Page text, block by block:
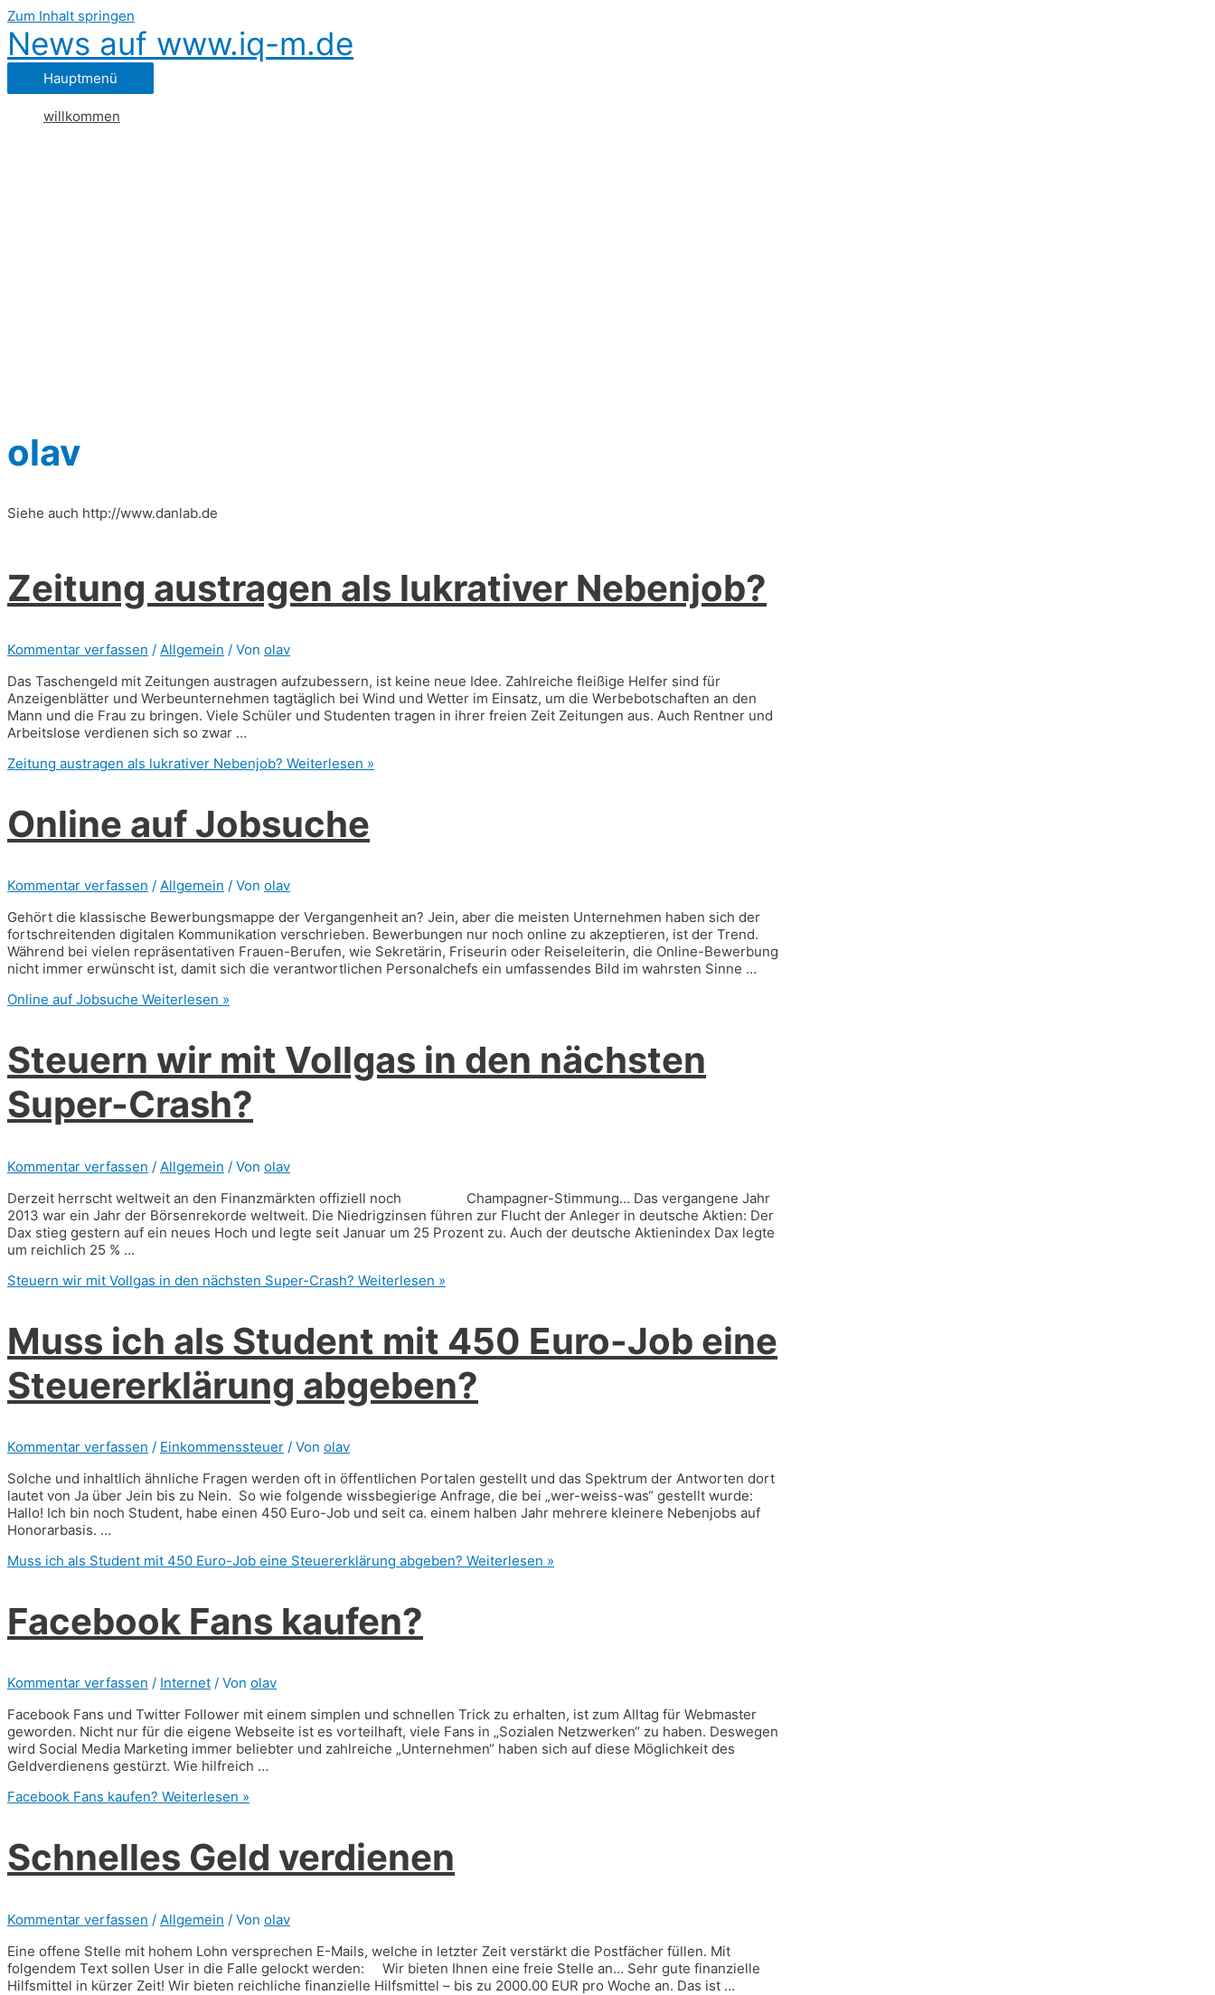
Zum Inhalt springen
News auf www.iq-m.de
Hauptmenü
willkommen
olav
Siehe auch http://www.danlab.de
Zeitung austragen als lukrativer Nebenjob?
Kommentar verfassen / Allgemein / Von olav
Das Taschengeld mit Zeitungen austragen aufzubessern, ist keine neue Idee. Zahlreiche fleißige Helfer sind für
Anzeigenblätter und Werbeunternehmen tagtäglich bei Wind und Wetter im Einsatz, um die Werbebotschaften an den
Mann und die Frau zu bringen. Viele Schüler und Studenten tragen in ihrer freien Zeit Zeitungen aus. Auch Rentner und
Arbeitslose verdienen sich so zwar …
Zeitung austragen als lukrativer Nebenjob? Weiterlesen »
Online auf Jobsuche
Kommentar verfassen / Allgemein / Von olav
Gehört die klassische Bewerbungsmappe der Vergangenheit an? Jein, aber die meisten Unternehmen haben sich der
fortschreitenden digitalen Kommunikation verschrieben. Bewerbungen nur noch online zu akzeptieren, ist der Trend.
Während bei vielen repräsentativen Frauen-Berufen, wie Sekretärin, Friseurin oder Reiseleiterin, die Online-Bewerbung
nicht immer erwünscht ist, damit sich die verantwortlichen Personalchefs ein umfassendes Bild im wahrsten Sinne …
Online auf Jobsuche Weiterlesen »
Steuern wir mit Vollgas in den nächsten
Super-Crash?
Kommentar verfassen / Allgemein / Von olav
Derzeit herrscht weltweit an den Finanzmärkten offiziell noch Champagner-Stimmung… Das vergangene Jahr
2013 war ein Jahr der Börsenrekorde weltweit. Die Niedrigzinsen führen zur Flucht der Anleger in deutsche Aktien: Der
Dax stieg gestern auf ein neues Hoch und legte seit Januar um 25 Prozent zu. Auch der deutsche Aktienindex Dax legte
um reichlich 25 % …
Steuern wir mit Vollgas in den nächsten Super-Crash? Weiterlesen »
Muss ich als Student mit 450 Euro-Job eine
Steuererklärung abgeben?
Kommentar verfassen / Einkommenssteuer / Von olav
Solche und inhaltlich ähnliche Fragen werden oft in öffentlichen Portalen gestellt und das Spektrum der Antworten dort
lautet von Ja über Jein bis zu Nein. So wie folgende wissbegierige Anfrage, die bei „wer-weiss-was“ gestellt wurde:
Hallo! Ich bin noch Student, habe einen 450 Euro-Job und seit ca. einem halben Jahr mehrere kleinere Nebenjobs auf
Honorarbasis. …
Muss ich als Student mit 450 Euro-Job eine Steuererklärung abgeben? Weiterlesen »
Facebook Fans kaufen?
Kommentar verfassen / Internet / Von olav
Facebook Fans und Twitter Follower mit einem simplen und schnellen Trick zu erhalten, ist zum Alltag für Webmaster
geworden. Nicht nur für die eigene Webseite ist es vorteilhaft, viele Fans in „Sozialen Netzwerken“ zu haben. Deswegen
wird Social Media Marketing immer beliebter und zahlreiche „Unternehmen“ haben sich auf diese Möglichkeit des
Geldverdienens gestürzt. Wie hilfreich …
Facebook Fans kaufen? Weiterlesen »
Schnelles Geld verdienen
Kommentar verfassen / Allgemein / Von olav
Eine offene Stelle mit hohem Lohn versprechen E-Mails, welche in letzter Zeit verstärkt die Postfächer füllen. Mit
folgendem Text sollen User in die Falle gelockt werden: Wir bieten Ihnen eine freie Stelle an… Sehr gute finanzielle
Hilfsmittel in kürzer Zeit! Wir bieten reichliche finanzielle Hilfsmittel – bis zu 2000.00 EUR pro Woche an. Das ist …